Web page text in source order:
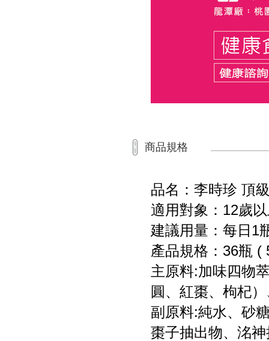
商品規格
品名：李時珍 頂
適用對象：12歲
建議用量：每日1
產品規格：36瓶 (
主原料:加味四物
圓、紅棗、枸杞
副原料:純水、砂
棗子抽出物、洺